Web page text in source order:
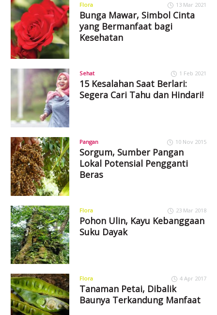
Flora 13 Mar 2021
Bunga Mawar, Simbol Cinta
yang Bermanfaat bagi
Kesehatan
Sehat 1 Feb 2021
15 Kesalahan Saat Berlari:
Segera Cari Tahu dan Hindari!
Pangan 10 Nov 2015
Sorgum, Sumber Pangan
Lokal Potensial Pengganti
Beras
Flora 23 Mar 2018
Pohon Ulin, Kayu Kebanggaan
Suku Dayak
Flora 4 Apr 2017
Tanaman Petai, Dibalik
Baunya Terkandung Manfaat